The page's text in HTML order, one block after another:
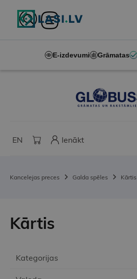
E-izdevumi Grāmatas
EN Ienākt
Kancelejas preces Galda spēles Kārtis
Kategorijas
Kārtis